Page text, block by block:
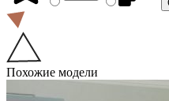
Похожие модели